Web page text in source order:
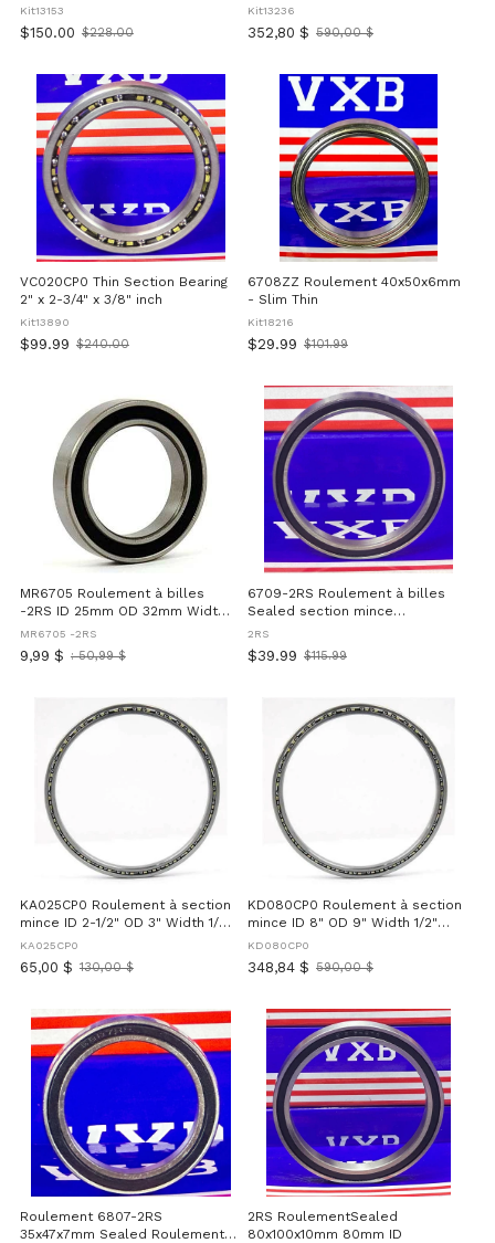
Kit13153
$150.00
Old
$228.00
Kit13236
352,80 $
Ancien
590,00 $
VC020CP0 Thin Section Bearing
2" x 2-3/4" x 3/8" inch
Kit13890
$99.99
Old
$240.00
6708ZZ Roulement 40x50x6mm
- Slim Thin
Kit18216
$29.99
Old
$101.99
MR6705 Roulement à billes
-2RS ID 25mm OD 32mm Width
4mm - Double Sealed
MR6705 -2RS
9,99 $
Ancien : 50,99 $
6709-2RS Roulement à billes
Sealed section mince
45x55x6mm
2RS
$39.99
Old
$115.99
KA025CP0 Roulement à section
mince ID 2-1/2" OD 3" Width 1/4"
inch
KA025CP0
65,00 $
Ancien
130,00 $
KD080CP0 Roulement à section
mince ID 8" OD 9" Width 1/2"
inch
KD080CP0
348,84 $
Ancien
590,00 $
Roulement 6807-2RS
35x47x7mm Sealed Roulement à
2RS RoulementSealed
80x100x10mm 80mm ID